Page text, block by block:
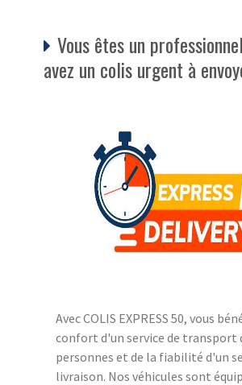
Vous êtes un
avez un colis urgent à
Avec COLIS EXPRESS 50, vous
confort d'un service de transport
personnes et de la fiabilité d'un
livraison. Nos véhicules sont